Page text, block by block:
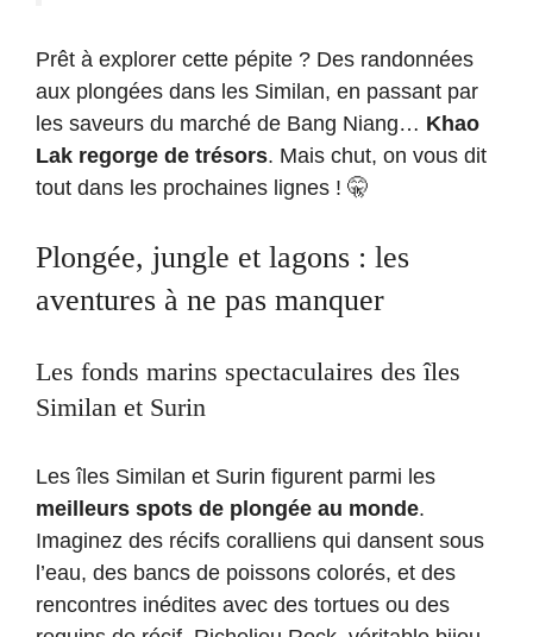
Prêt à explorer cette pépite ? Des randonnées
aux plongées dans les Similan, en passant par
les saveurs du marché de Bang Niang… Khao
Lak regorge de trésors. Mais chut, on vous dit
tout dans les prochaines lignes ! 🤫
Plongée, jungle et lagons : les
aventures à ne pas manquer
Les fonds marins spectaculaires des îles
Similan et Surin
Les îles Similan et Surin figurent parmi les
meilleurs spots de plongée au monde.
Imaginez des récifs coralliens qui dansent sous
l’eau, des bancs de poissons colorés, et des
rencontres inédites avec des tortues ou des